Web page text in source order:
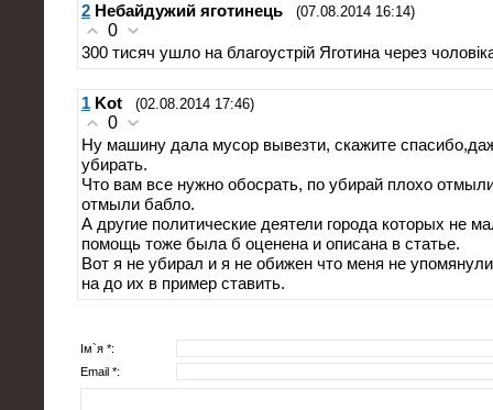
2 Небайдужий яготинець (07.08.2014 16:14)
0
300 тисяч ушло на благоустрій Яготина через
1 Kot (02.08.2014 17:46)
0
Ну машину дала мусор вывезти, скажите
убирать.
Что вам все нужно обосрать, по убирай плохо
отмыли бабло.
А другие политические деятели города которых не
помощь тоже была б оценена и описана в статье.
Вот я не убирал и я не обижен что меня не
на до их в пример ставить.
Ім`я *:
Email *: